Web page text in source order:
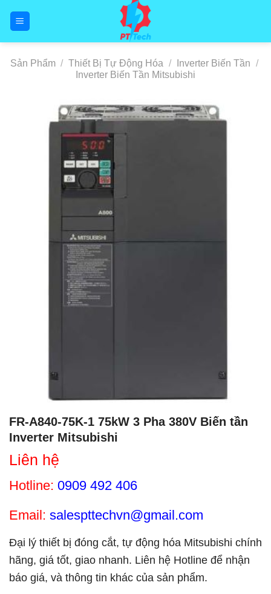
Sản Phẩm / Thiết Bị Tự Động Hóa / Inverter Biến Tần /
Inverter Biến Tần Mitsubishi
FR-A840-75K-1 75kW 3 Pha 380V Biến tần
Inverter Mitsubishi
Liên hệ
Hotline: 0909 492 406
Email: salespttechvn@gmail.com
Đại lý thiết bị đóng cắt, tự động hóa Mitsubishi chính
hãng, giá tốt, giao nhanh. Liên hệ Hotline để nhận
báo giá, và thông tin khác của sản phẩm.